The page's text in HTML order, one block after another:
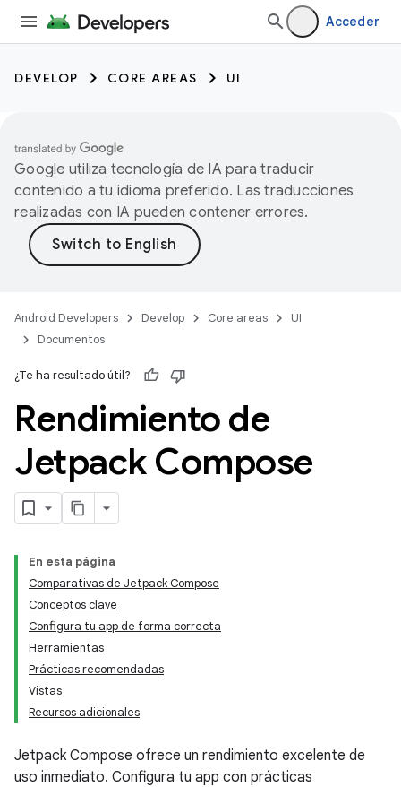
Acceder
DEVELOP CORE AREAS UI
Google utiliza tecnología de IA para traducir
contenido a tu idioma preferido. Las traducciones
realizadas con IA pueden contener errores.
Android Developers Develop Core areas
UI
Documentos
¿Te ha resultado útil?
Rendimiento de
Jetpack Compose
En esta página
Comparativas de Jetpack Compose
Conceptos clave
Configura tu app de forma correcta
Herramientas
Prácticas recomendadas
Vistas
Recursos adicionales
Jetpack Compose ofrece un rendimiento excelente de
uso inmediato. Configura tu app con prácticas